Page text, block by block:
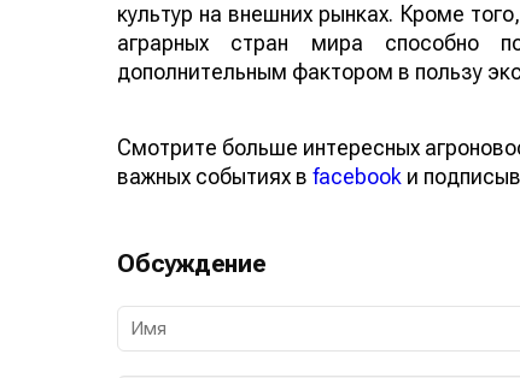
культур на внешних рынках. Кроме
аграрных стран мира способно
дополнительным фактором в пользу
Смотрите больше интересных
важных событиях в facebook и
Обсуждение